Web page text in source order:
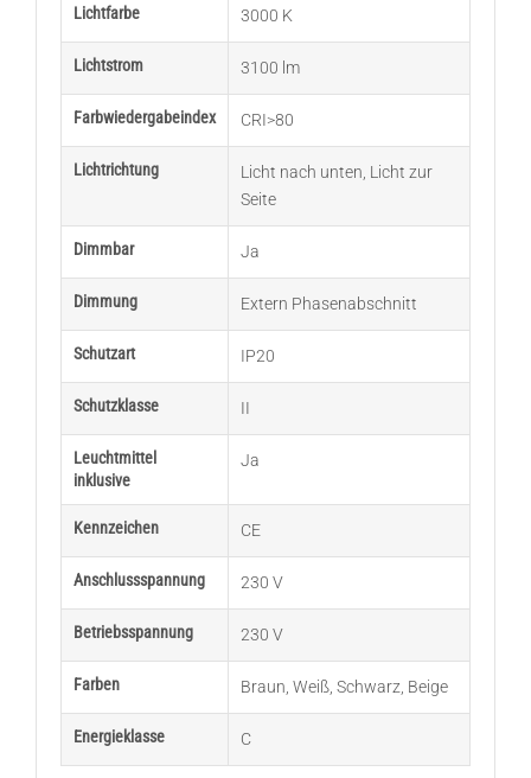
Lichtfarbe 3000 K
Lichtstrom 3100 lm
Farbwiedergabeindex CRI>80
Lichtrichtung Licht nach unten Licht zur
Seite
Dimmbar Ja
Dimmung Extern Phasenabschnitt
Schutzart IP20
Schutzklasse II
Leuchtmittel
inklusive
Ja
Kennzeichen CE
Anschlussspannung 230 V
Betriebsspannung 230 V
Farben Braun Weiß, Schwarz Beige
Energieklasse C